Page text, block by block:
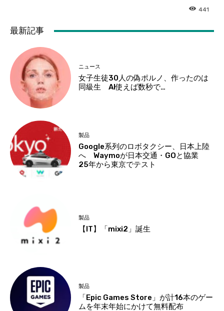
441
最新記事
ニュース
女子生徒30人の偽ポルノ、作ったのは
同級生 AI使えば数秒で…
製品
Google系列のロボタクシー、日本上陸
へ Waymoが日本交通・GOと協業
25年から東京でテスト
製品
【IT】「mixi2」誕生
製品
「Epic Games Store」が計16本のゲー
ムを年末年始にかけて無料配布